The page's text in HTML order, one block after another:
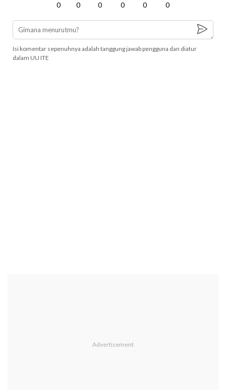
0 0 0 0 0 0
Isi komentar sepenuhnya adalah tanggung jawab pengguna dan diatur
dalam UU ITE